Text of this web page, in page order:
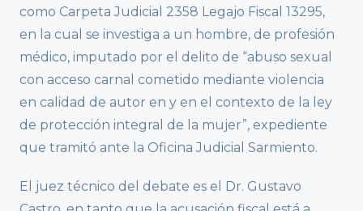
como Carpeta Judicial 2358 Legajo Fiscal 13295,
en la cual se investiga a un hombre, de profesión
médico, imputado por el delito de “abuso sexual
con acceso carnal cometido mediante violencia
en calidad de autor en y en el contexto de la ley
de protección integral de la mujer”, expediente
que tramitó ante la Oficina Judicial Sarmiento.
El juez técnico del debate es el Dr. Gustavo